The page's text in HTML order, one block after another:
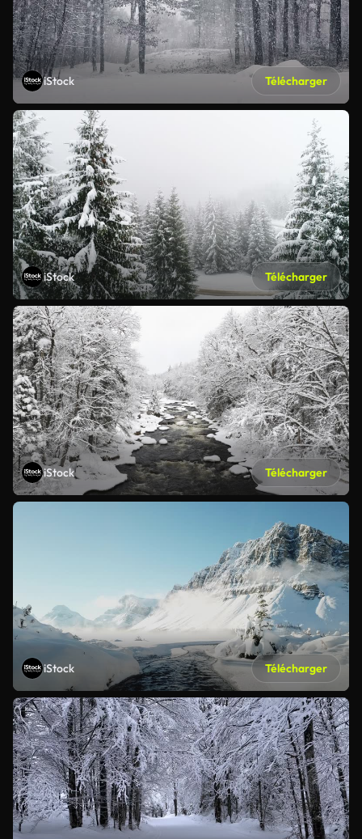
iStock Télécharger
iStock Télécharger
iStock Télécharger
iStock Télécharger